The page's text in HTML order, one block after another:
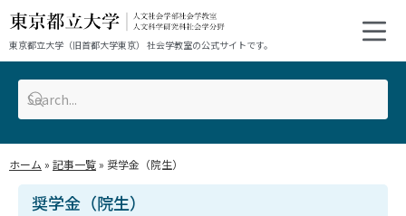
東京都立大学（旧首都大学東京） 社会学教室の公式サイトです。
ホーム » 記事一覧 » 奨学金（院生）
奨学金（院生）